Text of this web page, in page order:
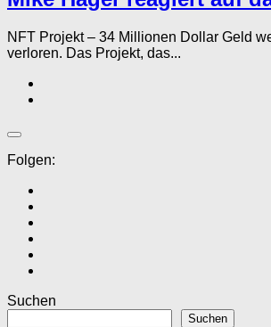
NFT Projekt – 34 Millionen Dollar Geld
verloren. Das Projekt, das...
Folgen:
Suchen
Suchen